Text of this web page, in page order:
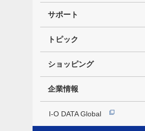
サポート
トピック
ショッピング
企業情報
I-O DATA Global